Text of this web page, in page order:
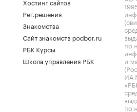
Хостинг сайтов
Рег.решения
Знакомства
Сайт знакомств podbor.ru
РБК Курсы
Школа управления РБК
по
и
ИА
по